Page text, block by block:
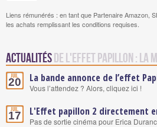
Liens rémunérés : en tant que Partenaire Amazon,
les achats remplissant les conditions requises.
Actualités de L'effet papillon : la
Juil.
20 La bande annonce de l’effet
Vous l’attendez ? Alors, cliquez ici !
Juil.
17 L'Effet papillon 2 directement
Pas de sortie cinéma pour Erica